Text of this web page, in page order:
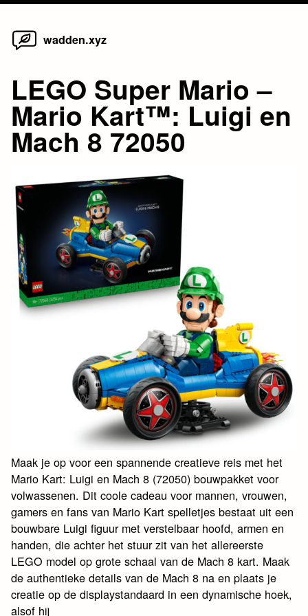
Skip
wadden.xyz
LEGO Super Mario –
Mario Kart™: Luigi en
Mach 8 72050
Maak je op voor een spannende creatieve reis met het
Mario Kart: Luigi en Mach 8 (72050) bouwpakket voor
volwassenen. Dit coole cadeau voor mannen, vrouwen,
gamers en fans van Mario Kart spelletjes bestaat uit een
bouwbare Luigi figuur met verstelbaar hoofd, armen en
handen, die achter het stuur zit van het allereerste
LEGO model op grote schaal van de Mach 8 kart. Maak
de authentieke details van de Mach 8 na en plaats je
creatie op de displaystandaard in een dynamische hoek,
alsof hij